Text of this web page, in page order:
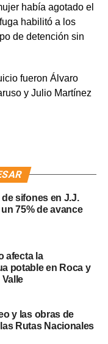
había agotado el
habilitó a los
de detención sin
fueron Álvaro
y Julio Martínez
sifones en J.J.
75% de avance
afecta la
potable en Roca y
y las obras de
Rutas Nacionales